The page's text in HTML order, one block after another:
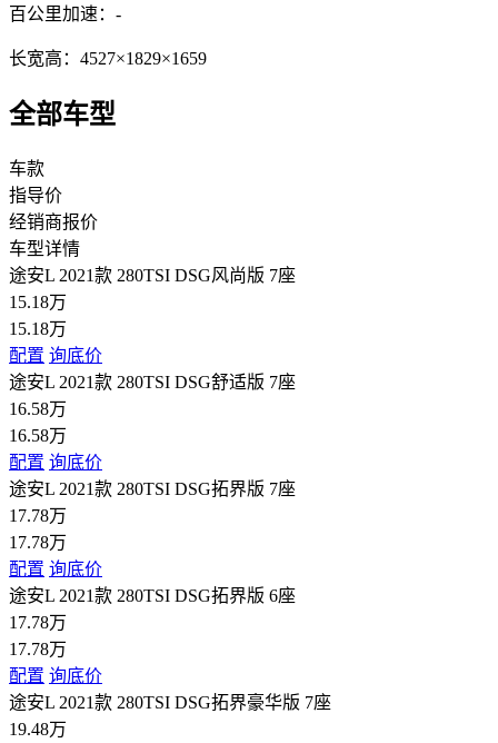
百公里加速： -
长宽高： 4527×1829×1659
全部车型
车款
指导价
经销商报价
车型详情
途安L 2021款 280TSI DSG风尚版 7座
15.18万
15.18万
配置 询底价
途安L 2021款 280TSI DSG舒适版 7座
16.58万
16.58万
配置 询底价
途安L 2021款 280TSI DSG拓界版 7座
17.78万
17.78万
配置 询底价
途安L 2021款 280TSI DSG拓界版 6座
17.78万
17.78万
配置 询底价
途安L 2021款 280TSI DSG拓界豪华版 7座
19.48万